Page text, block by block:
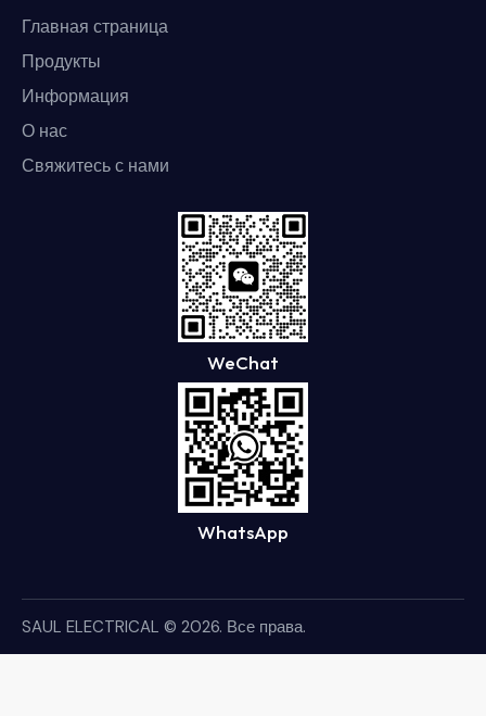
Главная страница
Продукты
Информация
О нас
Свяжитесь с нами
WeChat
WhatsApp
SAUL ELECTRICAL © 2026. Все права.